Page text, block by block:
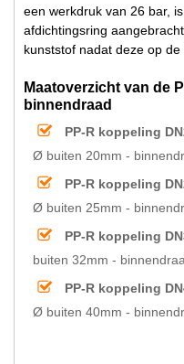
een werkdruk van 26 bar,
afdichtingsring
kunststof nadat deze op
Maatoverzicht van de
binnendraad
PP-R koppeling
Ø buiten 20mm -
PP-R koppeling
Ø buiten 25mm -
PP-R koppeling
buiten 32mm -
PP-R koppeling
Ø buiten 40mm -